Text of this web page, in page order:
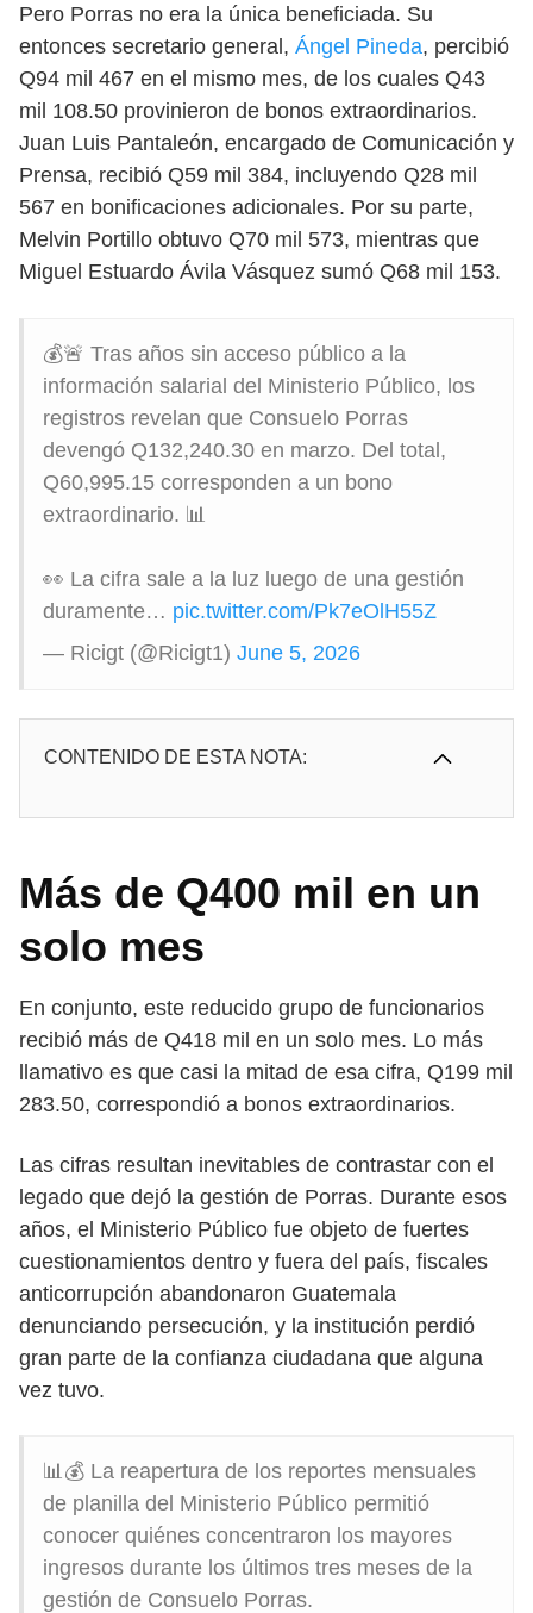
Pero Porras no era la única beneficiada. Su
entonces secretario general, Ángel Pineda, percibió
Q94 mil 467 en el mismo mes, de los cuales Q43
mil 108.50 provinieron de bonos extraordinarios.
Juan Luis Pantaleón, encargado de Comunicación y
Prensa, recibió Q59 mil 384, incluyendo Q28 mil
567 en bonificaciones adicionales. Por su parte,
Melvin Portillo obtuvo Q70 mil 573, mientras que
Miguel Estuardo Ávila Vásquez sumó Q68 mil 153.
💰🚨 Tras años sin acceso público a la
información salarial del Ministerio Público, los
registros revelan que Consuelo Porras
devengó Q132,240.30 en marzo. Del total,
Q60,995.15 corresponden a un bono
extraordinario. 📊
👀 La cifra sale a la luz luego de una gestión
duramente… pic.twitter.com/Pk7eOlH55Z
— Ricigt (@Ricigt1) June 5, 2026
CONTENIDO DE ESTA NOTA:
Más de Q400 mil en un
solo mes
En conjunto, este reducido grupo de funcionarios
recibió más de Q418 mil en un solo mes. Lo más
llamativo es que casi la mitad de esa cifra, Q199 mil
283.50, correspondió a bonos extraordinarios.
Las cifras resultan inevitables de contrastar con el
legado que dejó la gestión de Porras. Durante esos
años, el Ministerio Público fue objeto de fuertes
cuestionamientos dentro y fuera del país, fiscales
anticorrupción abandonaron Guatemala
denunciando persecución, y la institución perdió
gran parte de la confianza ciudadana que alguna
vez tuvo.
📊💰 La reapertura de los reportes mensuales
de planilla del Ministerio Público permitió
conocer quiénes concentraron los mayores
ingresos durante los últimos tres meses de la
gestión de Consuelo Porras.